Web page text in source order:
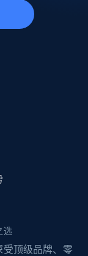
选
顶级品牌、零